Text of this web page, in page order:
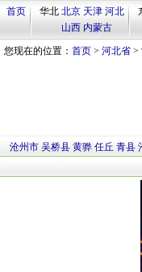
首页 华北 北京 天津 河北
山西 内蒙古
您现在的位置： 首页 > 河北省 >
沧州市 吴桥县 黄骅 任丘 青县